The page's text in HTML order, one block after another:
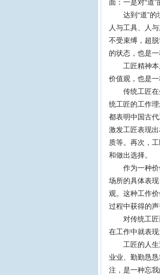
达到“道”的
人与工具、人
不受束缚，超
的状态，也是一
工匠精神本
价值观，也是一
传统工匠在
统工匠的工作
都表明中国古
激发工匠表现
质等。再次，
和做出选择。
作为一种价
场所的具体表
观。这种工作
过程中获得的
对传统工匠
在工作中就表
工匠的人生
业业、勤勤恳
注，是一种忘